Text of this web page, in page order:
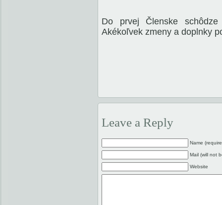
Do prvej Členske
Akékoľvek zmeny a doplnky
Leave a Reply
Name
Mail (will not
Website